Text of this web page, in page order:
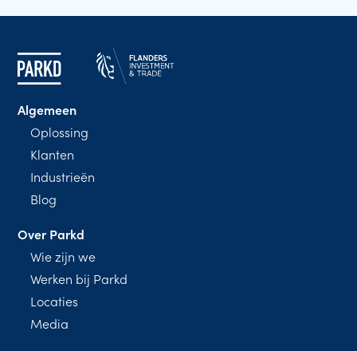
Algemeen
Oplossing
Klanten
Industrieën
Blog
Over Parkd
Wie zijn we
Werken bij Parkd
Locaties
Media